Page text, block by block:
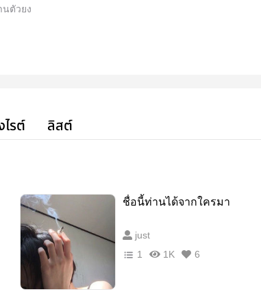
นตัวยง
รต์ ลิสต์
ชื่อนี้ท่านได้จากใครมา
just
1
1K 6